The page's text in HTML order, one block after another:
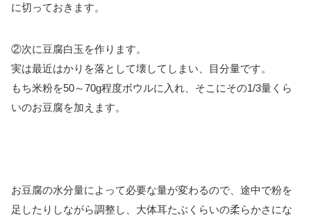
に切っておきます。
②次に豆腐白玉を作ります。
実は最近はかりを落として壊してしまい、目分量です。
もち米粉を50～70g程度ボウルに入れ、そこにその1/3量くら
いのお豆腐を加えます。
お豆腐の水分量によって必要な量が変わるので、途中で粉を
足したりしながら調整し、大体耳たぶくらいの柔らかさにな